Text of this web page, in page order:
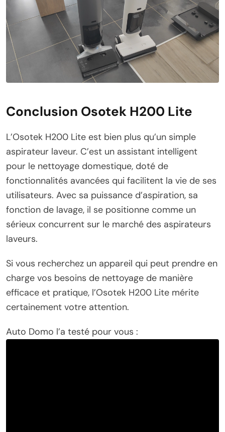
Conclusion Osotek H200 Lite
L’Osotek H200 Lite est bien plus qu’un simple
aspirateur laveur. C’est un assistant intelligent
pour le nettoyage domestique, doté de
fonctionnalités avancées qui facilitent la vie de ses
utilisateurs. Avec sa puissance d’aspiration, sa
fonction de lavage, il se positionne comme un
sérieux concurrent sur le marché des aspirateurs
laveurs.
Si vous recherchez un appareil qui peut prendre en
charge vos besoins de nettoyage de manière
efficace et pratique, l’Osotek H200 Lite mérite
certainement votre attention.
Auto Domo l’a testé pour vous :